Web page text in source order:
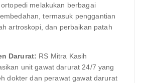
melakukan berbagai
termasuk penggantian
artroskopi, dan perbaikan patah
Darurat: RS Mitra Kasih
unit gawat darurat 24/7 yang
dokter dan perawat gawat darurat